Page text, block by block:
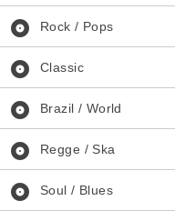
album Rock / Pops
album Classic
album Brazil / World
album Regge / Ska
album Soul / Blues